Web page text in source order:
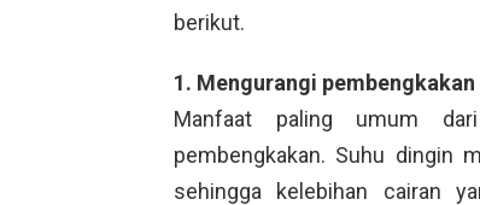
berikut.
1. Mengurangi
Manfaat paling umum
pembengkakan. Suhu dingin
sehingga kelebihan cairan